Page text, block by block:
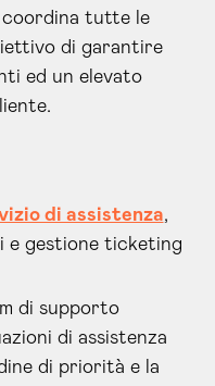
coordina tutte le
di garantire
ed un elevato
di assistenza,
e gestione ticketing
di supporto
di assistenza
di priorità e la